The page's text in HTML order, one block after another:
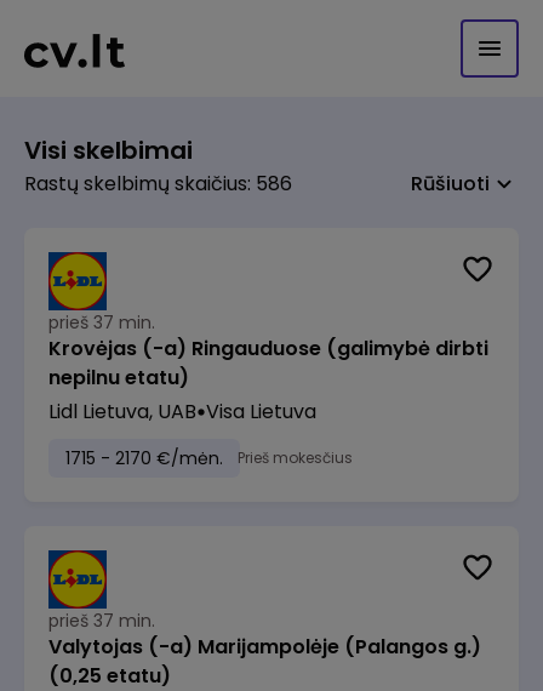
Visi skelbimai
Rastų skelbimų skaičius: 586 Rūšiuoti
prieš 37 min.
Krovėjas (-a) Ringauduose (galimybė dirbti
nepilnu etatu)
Lidl Lietuva, UAB Visa Lietuva
1715 - 2170 €/mėn. Prieš mokesčius
prieš 37 min.
Valytojas (-a) Marijampolėje (Palangos g.)
(0,25 etatu)